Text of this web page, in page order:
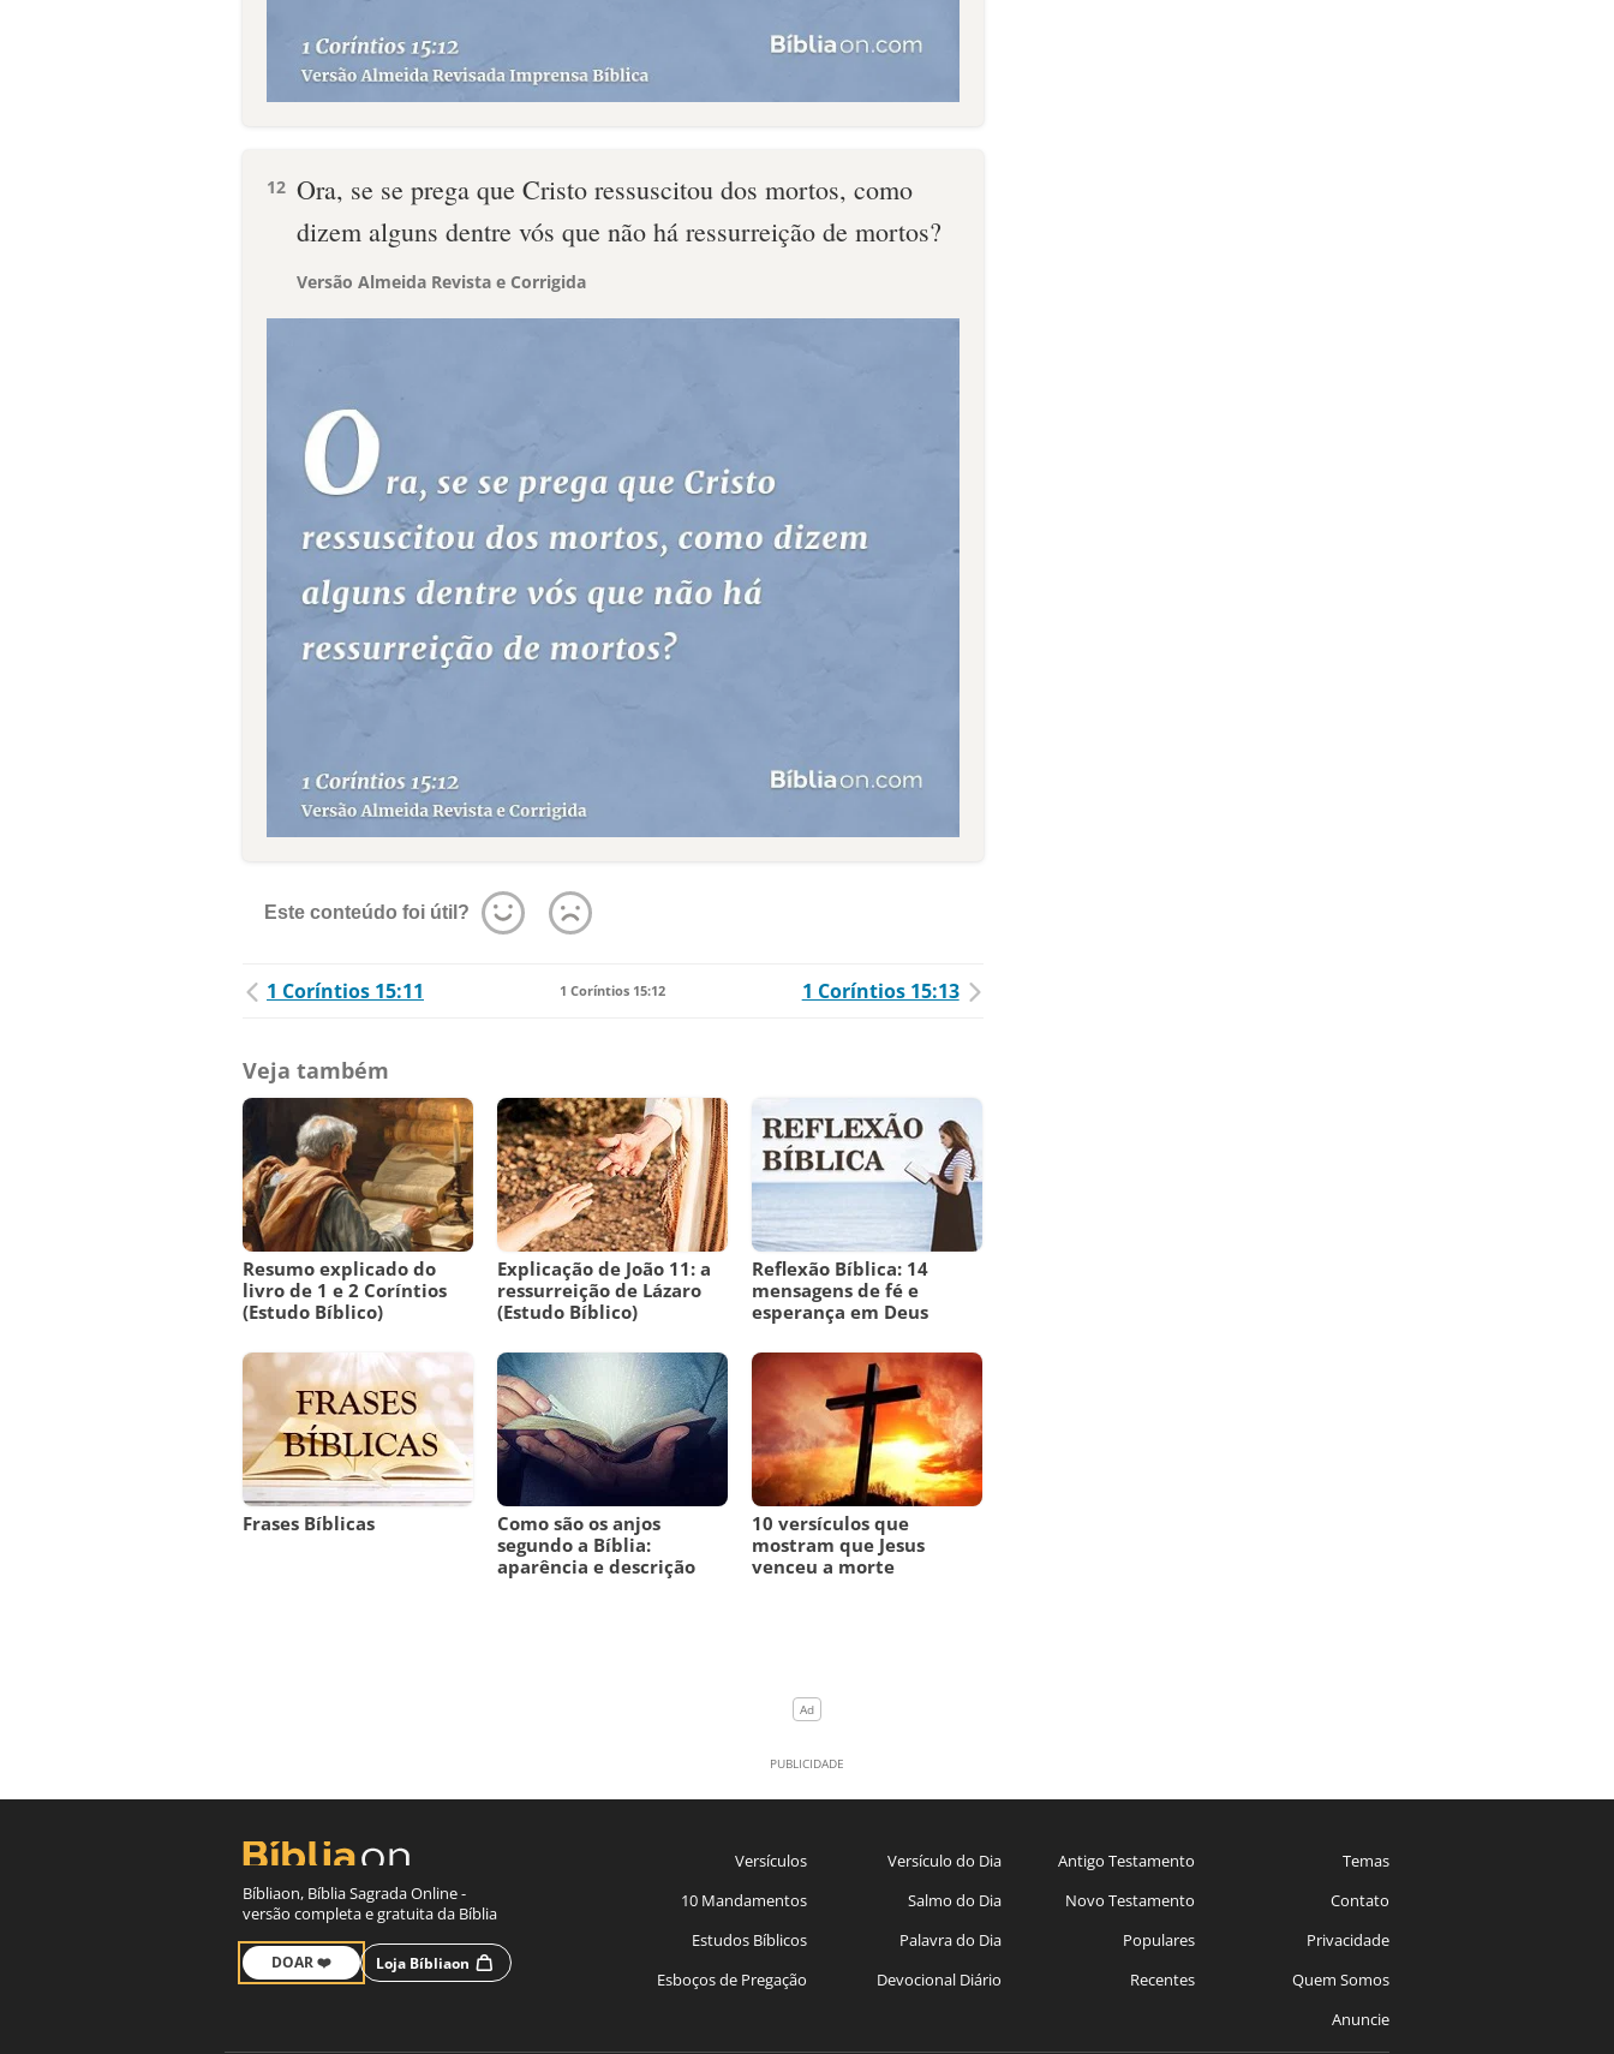
12 Ora, se se prega que Cristo ressuscitou dos mortos, como
dizem alguns dentre vós que não há ressurreição de mortos?
Versão Almeida Revista e Corrigida
Este conteúdo foi útil?
1 Coríntios 15:11 1 Coríntios 15:12 1 Coríntios 15:13
Veja também
Resumo explicado do
livro de 1 e 2 Coríntios
(Estudo Bíblico)
Explicação de João 11: a
ressurreição de Lázaro
(Estudo Bíblico)
Reflexão Bíblica: 14
mensagens de fé e
esperança em Deus
Frases Bíblicas
Como são os anjos
segundo a Bíblia:
aparência e descrição
10 versículos que
mostram que Jesus
venceu a morte
Bíbliaon, Bíblia Sagrada Online -
versão completa e gratuita da Bíblia
DOAR ❤️ Loja Bíbliaon
Versículos
10 Mandamentos
Estudos Bíblicos
Esboços de Pregação
Versículo do Dia
Salmo do Dia
Palavra do Dia
Devocional Diário
Antigo Testamento
Novo Testamento
Populares
Recentes
Temas
Contato
Privacidade
Quem Somos
Anuncie